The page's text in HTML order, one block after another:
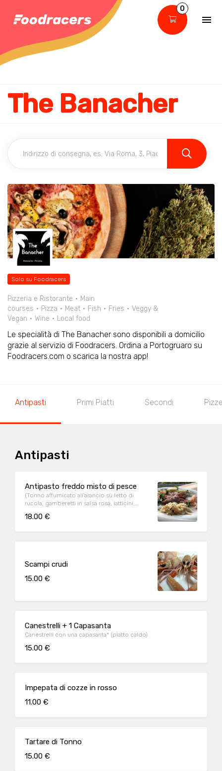
0
The Banacher
Solo su Foodracers
Pizzeria e Ristorante
Main
courses
Pizza Meat Fish Fries
Veggy &
Vegan
Wine Local food
Le specialità di The Banacher sono disponibili a domicilio
grazie al servizio di Foodracers. Ordina a Portogruaro su
Foodracers.com o scarica la nostra app!
Antipasti Primi Piatti Secondi
Antipasti
Antipasto freddo misto di pesce
(Tonno affumicato all'arancio su letto di
rucola, gamberetti in salsa rosa, latticini,
alice marinata)
18.00 €
Scampi crudi
15.00 €
Canestrelli + 1 Capasanta
Canestrelli con una capasanta* (piatto caldo)
15.00 €
Impepata di cozze in rosso
11.00 €
Tartare di Tonno
15.00 €